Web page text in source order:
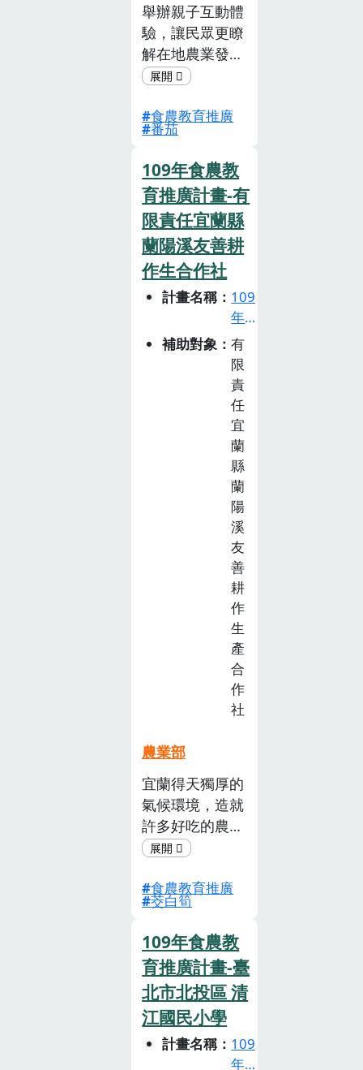
動
(已
舉辦親子互動體
驗，讓民眾更瞭
解在地農業發展
與日常飲食生活
性，並增進 民
眾對於在地農業
以及農產品的認
同與重視，強化
全民對國產農產
品的支 持，希
望推動地產 地
消促進農業永
續，並且培養正
確的消費，並落
為改善農村的生
產和生態環境，
作，從農村兒童
教育著手做起，
是 較為長久和
有效的方式，因
為飲食教育若能
從小開始學習，
可以培養學生飲
食的習慣和 其
對農業、環境的
食農教育推廣
番茄
109年食農教
育推廣計畫-有
限責任宜蘭縣
蘭陽溪友善耕
作生合作社
計畫名稱
109
年
食
農
教
育
推
廣
計
畫
徵
選
活
動
(已
截
止)
補助對象
有
限
責
任
宜
蘭
縣
蘭
陽
溪
友
善
耕
作
生
產
合
作
社
農業部
宜蘭得天獨厚的
氣候環境，造就
許多好吃的農
產，宜蘭特產-
之一， 當地流
傳著一段話，宜
蘭的茭白筍都出
不了雪山隧道，
因為懂吃的宜蘭
人早就買光光
了，清甜細緻只
要清蒸就很好
吃，但茭白筍的
食農教育推廣
茭白筍
109年食農教
育推廣計畫-臺
北市北投區 清
江國民小學
計畫名稱
109
年